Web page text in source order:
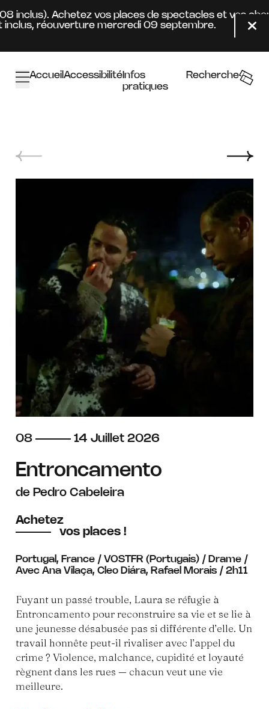
inclus). Achetez vos places de spectacles et vos
réouverture mercredi 09 septembre.
AccueilAccessibilitéInfos
pratiques
Recherche
du
08 au
14 juillet
Juillet 2026
Entroncamento
de Pedro Cabeleira
Achetez
vos places !
Portugal, France / VOSTFR (Portugais) / Drame /
Avec Ana Vilaça, Cleo Diára, Rafael Morais / 2h11
Fuyant un passé trouble, Laura se réfugie à
Entroncamento pour reconstruire sa vie et se lie à
une jeunesse désabusée pas si différente d’elle. Un
travail honnête peut-il rivaliser avec l’appel du
crime ? Violence, malchance, cupidité et loyauté
règnent dans les rues — chacun veut une vie
meilleure.